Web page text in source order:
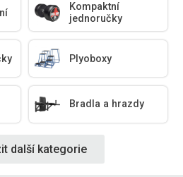
Kompaktní
jednoručky
Plyoboxy
Bradla a hrazdy
další kategorie